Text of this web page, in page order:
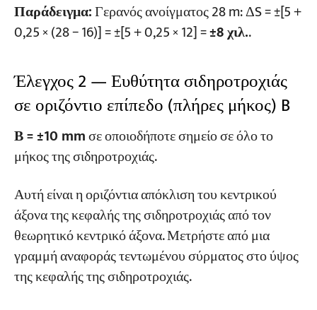
Παράδειγμα:Γερανός ανοίγματος 28 m: ΔS = ±[5 +
0,25 × (28 − 16)] = ±[5 + 0,25 × 12] =±8 χιλ..
Έλεγχος 2 — Ευθύτητα σιδηροτροχιάς
σε οριζόντιο επίπεδο (πλήρες μήκος) B
Β = ±10 mmσε οποιοδήποτε σημείο σε όλο το
μήκος της σιδηροτροχιάς.
Αυτή είναι η οριζόντια απόκλιση του κεντρικού
άξονα της κεφαλής της σιδηροτροχιάς από τον
θεωρητικό κεντρικό άξονα. Μετρήστε από μια
γραμμή αναφοράς τεντωμένου σύρματος στο ύψος
της κεφαλής της σιδηροτροχιάς.